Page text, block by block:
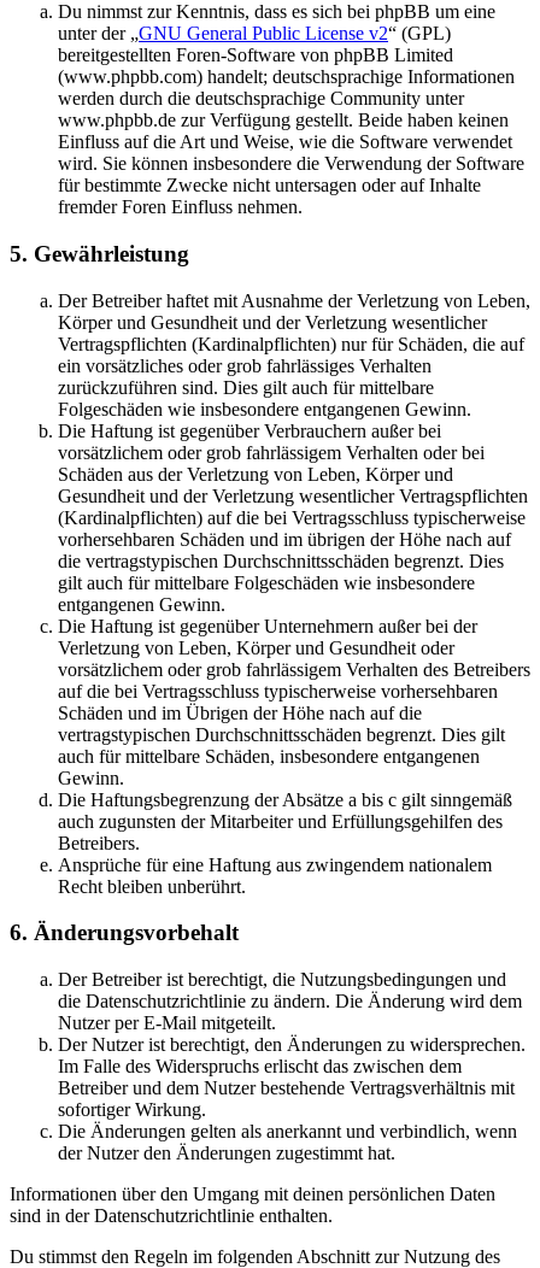
Du nimmst zur Kenntnis, dass es sich bei phpBB um eine
unter der „GNU General Public License v2“ (GPL)
bereitgestellten Foren-Software von phpBB Limited
(www.phpbb.com) handelt; deutschsprachige Informationen
werden durch die deutschsprachige Community unter
www.phpbb.de zur Verfügung gestellt. Beide haben keinen
Einfluss auf die Art und Weise, wie die Software verwendet
wird. Sie können insbesondere die Verwendung der Software
für bestimmte Zwecke nicht untersagen oder auf Inhalte
fremder Foren Einfluss nehmen.
5. Gewährleistung
Der Betreiber haftet mit Ausnahme der Verletzung von Leben,
Körper und Gesundheit und der Verletzung wesentlicher
Vertragspflichten (Kardinalpflichten) nur für Schäden, die auf
ein vorsätzliches oder grob fahrlässiges Verhalten
zurückzuführen sind. Dies gilt auch für mittelbare
Folgeschäden wie insbesondere entgangenen Gewinn.
Die Haftung ist gegenüber Verbrauchern außer bei
vorsätzlichem oder grob fahrlässigem Verhalten oder bei
Schäden aus der Verletzung von Leben, Körper und
Gesundheit und der Verletzung wesentlicher Vertragspflichten
(Kardinalpflichten) auf die bei Vertragsschluss typischerweise
vorhersehbaren Schäden und im übrigen der Höhe nach auf
die vertragstypischen Durchschnittsschäden begrenzt. Dies
gilt auch für mittelbare Folgeschäden wie insbesondere
entgangenen Gewinn.
Die Haftung ist gegenüber Unternehmern außer bei der
Verletzung von Leben, Körper und Gesundheit oder
vorsätzlichem oder grob fahrlässigem Verhalten des Betreibers
auf die bei Vertragsschluss typischerweise vorhersehbaren
Schäden und im Übrigen der Höhe nach auf die
vertragstypischen Durchschnittsschäden begrenzt. Dies gilt
auch für mittelbare Schäden, insbesondere entgangenen
Gewinn.
Die Haftungsbegrenzung der Absätze a bis c gilt sinngemäß
auch zugunsten der Mitarbeiter und Erfüllungsgehilfen des
Betreibers.
Ansprüche für eine Haftung aus zwingendem nationalem
Recht bleiben unberührt.
6. Änderungsvorbehalt
Der Betreiber ist berechtigt, die Nutzungsbedingungen und
die Datenschutzrichtlinie zu ändern. Die Änderung wird dem
Nutzer per E-Mail mitgeteilt.
Der Nutzer ist berechtigt, den Änderungen zu widersprechen.
Im Falle des Widerspruchs erlischt das zwischen dem
Betreiber und dem Nutzer bestehende Vertragsverhältnis mit
sofortiger Wirkung.
Die Änderungen gelten als anerkannt und verbindlich, wenn
der Nutzer den Änderungen zugestimmt hat.
Informationen über den Umgang mit deinen persönlichen Daten
sind in der Datenschutzrichtlinie enthalten.
Du stimmst den Regeln im folgenden Abschnitt zur Nutzung des